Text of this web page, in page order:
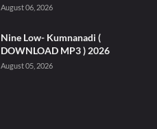
August 06, 2026
Nine Low- Kumnanadi (
DOWNLOAD MP3 ) 2026
August 05, 2026